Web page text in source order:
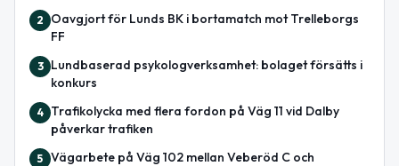
2
Oavgjort för Lunds BK i bortamatch mot Trelleborgs
FF
3
Lundbaserad psykologverksamhet: bolaget försätts i
konkurs
4
Trafikolycka med flera fordon på Väg 11 vid Dalby
påverkar trafiken
5 Vägarbete på Väg 102 mellan Veberöd C och